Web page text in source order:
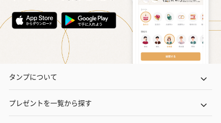
タンプについて
プレゼントを一覧から探す